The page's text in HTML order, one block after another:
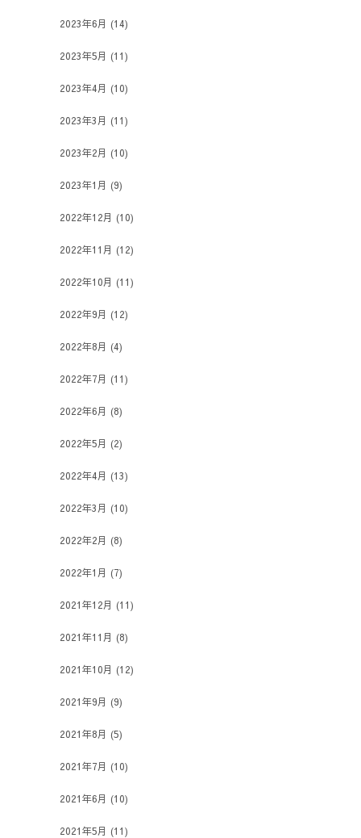
2023年6月 (14)
2023年5月 (11)
2023年4月 (10)
2023年3月 (11)
2023年2月 (10)
2023年1月 (9)
2022年12月 (10)
2022年11月 (12)
2022年10月 (11)
2022年9月 (12)
2022年8月 (4)
2022年7月 (11)
2022年6月 (8)
2022年5月 (2)
2022年4月 (13)
2022年3月 (10)
2022年2月 (8)
2022年1月 (7)
2021年12月 (11)
2021年11月 (8)
2021年10月 (12)
2021年9月 (9)
2021年8月 (5)
2021年7月 (10)
2021年6月 (10)
2021年5月 (11)